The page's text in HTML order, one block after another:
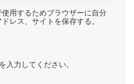
用するためブラウザーに自分
レス、サイトを保存する。
入力してください。